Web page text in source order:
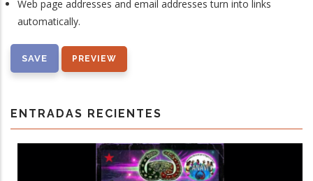
Web page addresses and email addresses turn into links
automatically.
ENTRADAS RECIENTES